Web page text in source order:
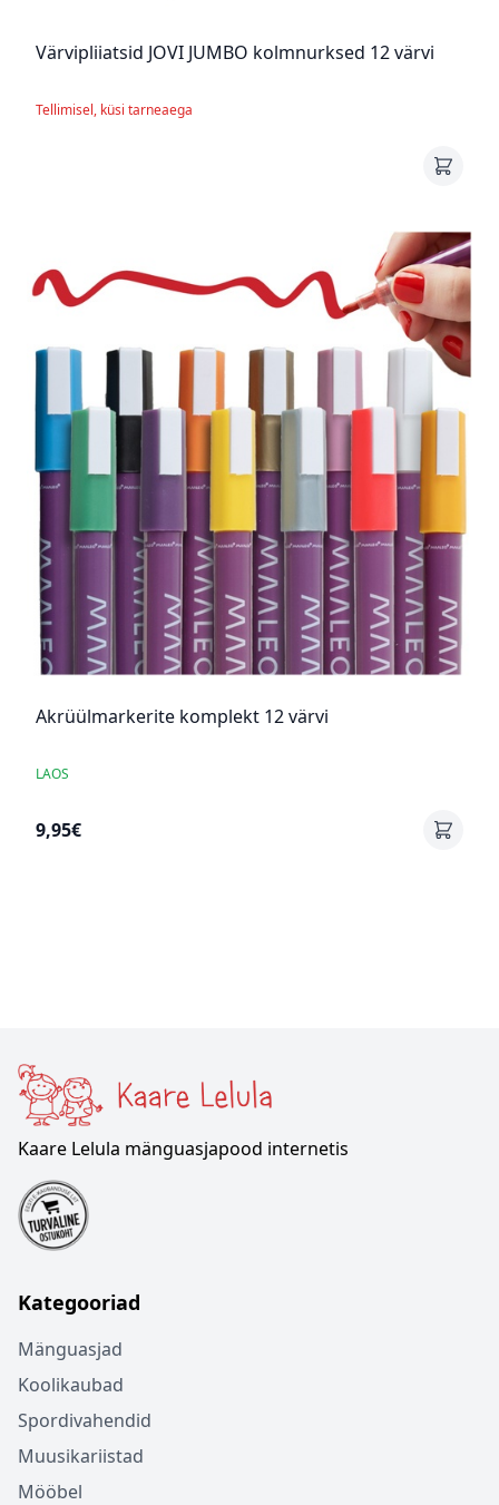
Värvipliiatsid JOVI JUMBO kolmnurksed 12 värvi
Tellimisel, küsi tarneaega
Akrüülmarkerite komplekt 12 värvi
LAOS
9,95€
Kaare Lelula mänguasjapood internetis
Kategooriad
Mänguasjad
Koolikaubad
Spordivahendid
Muusikariistad
Mööbel